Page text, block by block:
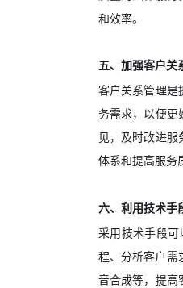
和效率。
五、加强客户关
客户关系管理是
务需求，以便更
见，及时改进服
体系和提高服务
六、利用技术手
采用技术手段可
程、分析客户需
音合成等，提高